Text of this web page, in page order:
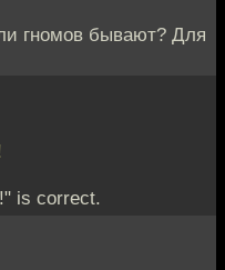
гномов бывают? Для
is correct.